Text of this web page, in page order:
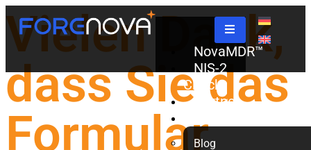
NovaMDR™
NIS-2
Check
Partner
Blog
Vielen Dank,
dass Sie das
Formular